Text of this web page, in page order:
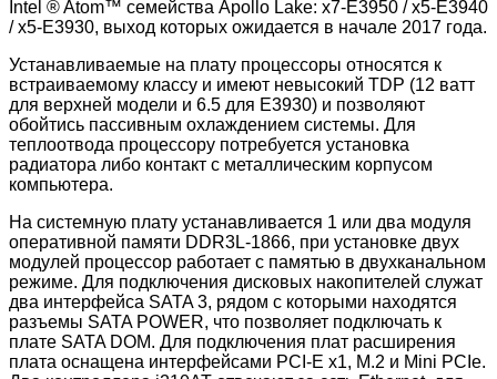
Intel ® Atom™ семейства Apollo Lake: x7-E3950 / x5-E3940
/ x5-E3930, выход которых ожидается в начале 2017 года.
Устанавливаемые на плату процессоры относятся к
встраиваемому классу и имеют невысокий TDP (12 ватт
для верхней модели и 6.5 для E3930) и позволяют
обойтись пассивным охлаждением системы. Для
теплоотвода процессору потребуется установка
радиатора либо контакт с металлическим корпусом
компьютера.
На системную плату устанавливается 1 или два модуля
оперативной памяти DDR3L-1866, при установке двух
модулей процессор работает с памятью в двухканальном
режиме. Для подключения дисковых накопителей служат
два интерфейса SATA 3, рядом с которыми находятся
разъемы SATA POWER, что позволяет подключать к
плате SATA DOM. Для подключения плат расширения
плата оснащена интерфейсами PCI-E x1, M.2 и Mini PCIe.